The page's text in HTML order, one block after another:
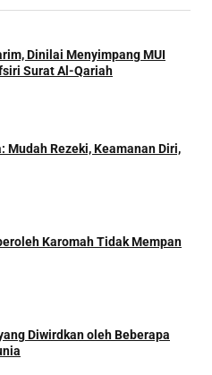
Dinilai Menyimpang MUI
Surat Al-Qariah
Mudah Rezeki, Keamanan Diri,
Karomah Tidak Mempan
Diwirdkan oleh Beberapa